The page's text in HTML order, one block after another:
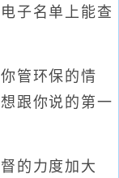
子名单上能查
管环保的情
跟你说的第一
的力度加大